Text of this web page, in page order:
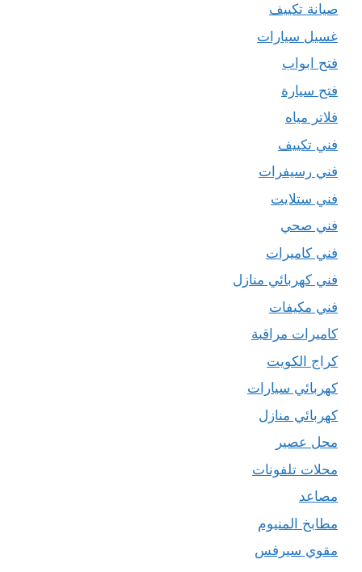
صيانة تكييف
غسيل سيارات
فتح ابواب
فتح سيارة
فلاتر مياه
فني تكييف
فني رسيفرات
فني ستلايت
فني صحي
فني كاميرات
فني كهربائي منازل
فني مكيفات
كاميرات مراقبة
كراج الكويت
كهربائي سيارات
كهربائي منازل
محل عصير
محلات تلفونات
مصاعد
مطابخ المنيوم
مقوي سيرفس